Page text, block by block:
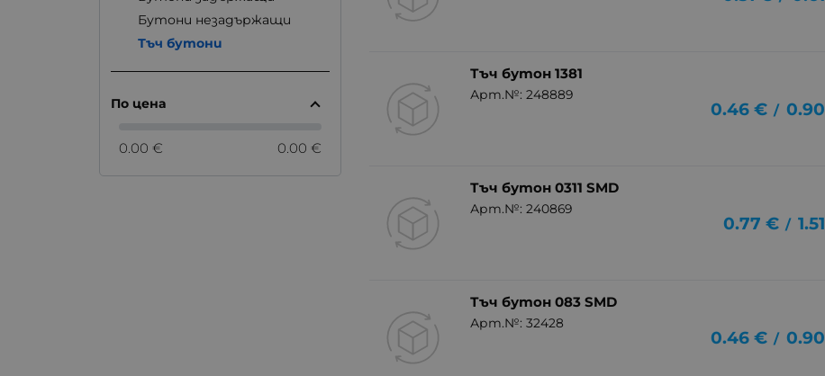
Тъч бутон 1381
Арт.№: 248889
0.46 € / 0.90
Тъч бутон 0311 SMD
Арт.№: 240869
0.77 € / 1.51
Тъч бутон 083 SMD
Арт.№: 32428
0.46 € / 0.90
Бутони незадържащи
Тъч бутони
По цена
0.00 € 0.00 €